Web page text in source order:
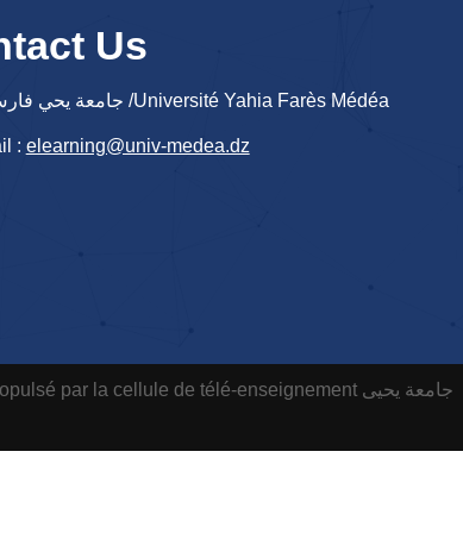
Us
جامعة يحي فارس المدية /Université Yahia Farès Médéa
: elearning@univ-medea.dz
par la cellule de télé-enseignement جامعة يحيى